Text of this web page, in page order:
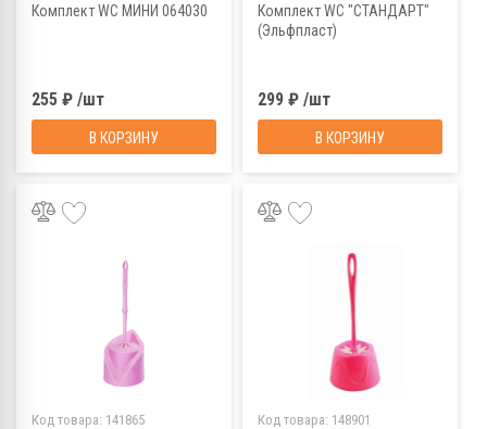
Комплект WC МИНИ 064030
255 ₽ /шт
В КОРЗИНУ
Комплект WC "СТАНДАРТ"
(Эльфпласт)
299 ₽ /шт
В КОРЗИНУ
Код товара: 141865 Код товара: 148901